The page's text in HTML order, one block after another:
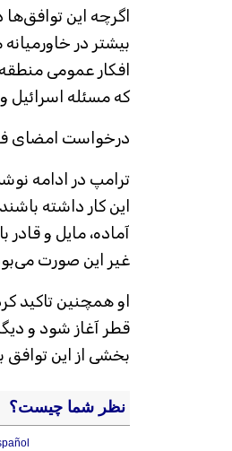
اگرچه این
بیشتر در
افکار عمومی
که مسئله اسرائیل
درخواست امضای
ترامپ در ادامه
این کار داشته
آماده، مایل و قادر
غیر این صورت
او همچنین تاکید
قطر آغاز شود و
بخشی از این
نظر شما چیست؟